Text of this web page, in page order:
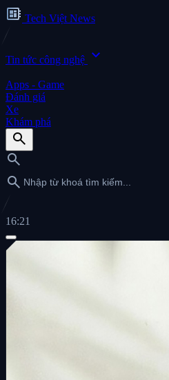
developer_board Tech Việt News
Tin tức công nghệ expand_more
Apps - Game
Đánh giá
Xe
Khám phá
search
search
search
16:21